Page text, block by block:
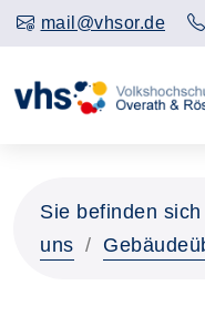
mail@vhsor.de
Sie befinden
uns